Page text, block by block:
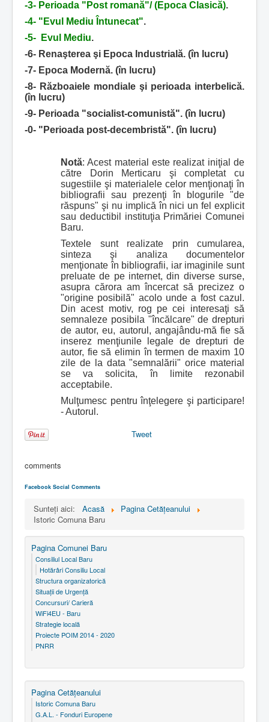
-3- Perioada "Post romană"/ (Epoca Clasică).
-4- "Evul Mediu Întunecat".
-5-
Evul Mediu.
-6- Renaşterea şi Epoca Industrială. (în lucru)
-7- Epoca Modernă. (în lucru)
-8- Războaiele mondiale şi perioada interbelică.
(în lucru)
-9- Perioada "socialist-comunistă". (în lucru)
-0- "Perioada post-decembristă". (în lucru)
Notă: Acest material este realizat iniţial de
către Dorin Merticaru şi completat cu
sugestiile şi materialele celor menţionaţi în
bibliografii sau prezenţi în blogurile "de
răspuns" şi nu implică în nici un fel explicit
sau deductibil instituţia Primăriei Comunei
Baru.
Textele sunt realizate prin cumularea,
sinteza şi analiza documentelor
menţionate în bibliografii, iar imaginile sunt
preluate de pe internet, din diverse surse,
asupra cărora am încercat să precizez o
"origine posibilă" acolo unde a fost cazul.
Din acest motiv, rog pe cei interesaţi să
semnaleze posibila "încălcare" de drepturi
de autor, eu, autorul, angajându-mă fie să
inserez menţiunile legale de drepturi de
autor, fie să elimin în termen de maxim 10
zile de la data "semnalării" orice material
se va solicita, în limite rezonabil
acceptabile.
Mulţumesc pentru înţelegere şi participare!
- Autorul.
Tweet
comments
Facebook Social Comments
Sunteți aici: Acasă
Pagina Cetăţeanului
Istoric Comuna Baru
Pagina Comunei Baru
Consiliul Local Baru
Hotărâri Consiliu Local
Structura organizatorică
Situaţii de Urgenţă
Concursuri/ Carieră
WiFi4EU - Baru
Strategie locală
Proiecte POIM 2014 - 2020
PNRR
Pagina Cetăţeanului
Istoric Comuna Baru
G.A.L. - Fonduri Europene